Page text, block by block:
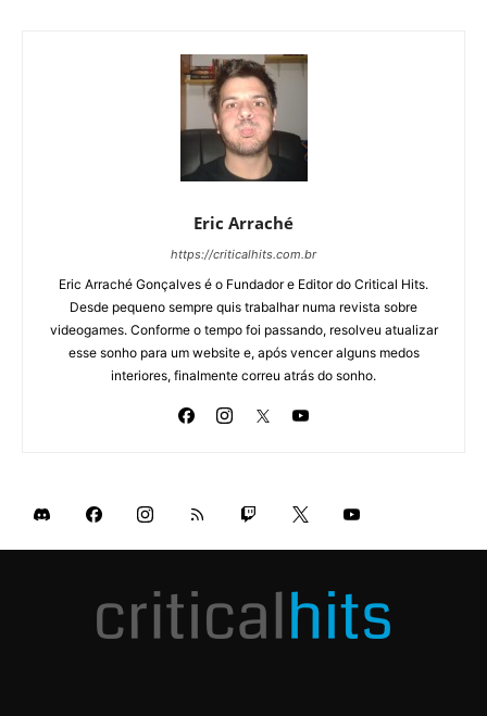
Eric Arraché
https://criticalhits.com.br
Eric Arraché Gonçalves é o Fundador e Editor do Critical Hits.
Desde pequeno sempre quis trabalhar numa revista sobre
videogames. Conforme o tempo foi passando, resolveu atualizar
esse sonho para um website e, após vencer alguns medos
interiores, finalmente correu atrás do sonho.